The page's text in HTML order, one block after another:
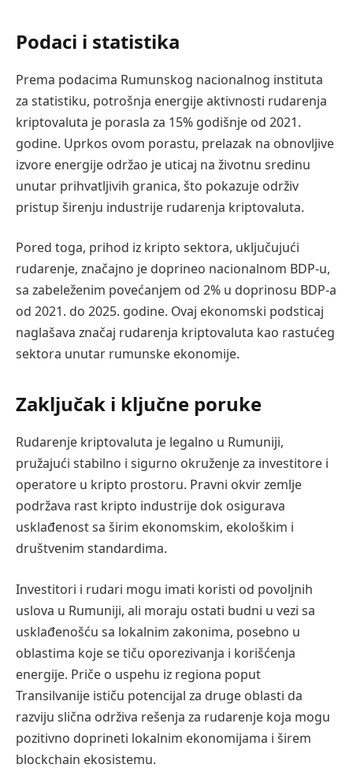
Podaci i statistika
Prema podacima Rumunskog nacionalnog instituta
za statistiku, potrošnja energije aktivnosti rudarenja
kriptovaluta je porasla za 15% godišnje od 2021.
godine. Uprkos ovom porastu, prelazak na obnovljive
izvore energije održao je uticaj na životnu sredinu
unutar prihvatljivih granica, što pokazuje održiv
pristup širenju industrije rudarenja kriptovaluta.
Pored toga, prihod iz kripto sektora, uključujući
rudarenje, značajno je doprineo nacionalnom BDP-u,
sa zabeleženim povećanjem od 2% u doprinosu BDP-a
od 2021. do 2025. godine. Ovaj ekonomski podsticaj
naglašava značaj rudarenja kriptovaluta kao rastućeg
sektora unutar rumunske ekonomije.
Zaključak i ključne poruke
Rudarenje kriptovaluta je legalno u Rumuniji,
pružajući stabilno i sigurno okruženje za investitore i
operatore u kripto prostoru. Pravni okvir zemlje
podržava rast kripto industrije dok osigurava
usklađenost sa širim ekonomskim, ekološkim i
društvenim standardima.
Investitori i rudari mogu imati koristi od povoljnih
uslova u Rumuniji, ali moraju ostati budni u vezi sa
usklađenošću sa lokalnim zakonima, posebno u
oblastima koje se tiču oporezivanja i korišćenja
energije. Priče o uspehu iz regiona poput
Transilvanije ističu potencijal za druge oblasti da
razviju slična održiva rešenja za rudarenje koja mogu
pozitivno doprineti lokalnim ekonomijama i širem
blockchain ekosistemu.